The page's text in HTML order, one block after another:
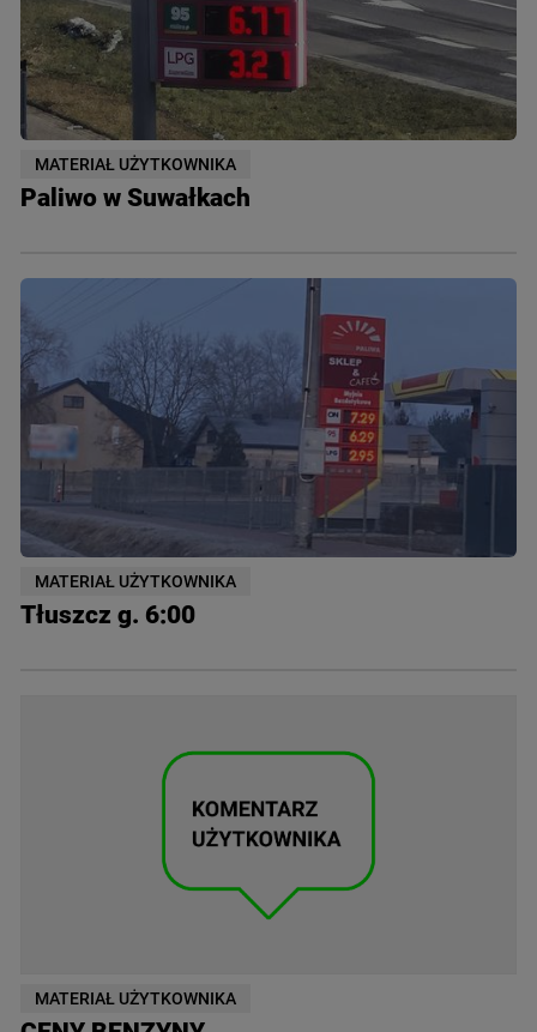
MATERIAŁ UŻYTKOWNIKA
Paliwo w Suwałkach
MATERIAŁ UŻYTKOWNIKA
Tłuszcz g. 6:00
MATERIAŁ UŻYTKOWNIKA